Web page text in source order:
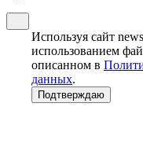
Используя сайт
использованием
описанном в
данных.
Подтверждаю